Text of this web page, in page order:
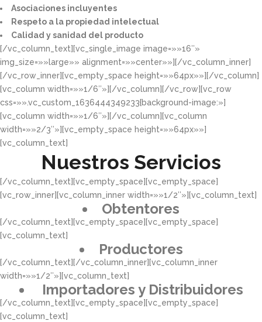
Asociaciones incluyentes​
Respeto a la propiedad intelectual​​
Calidad y sanidad del producto​
[/vc_column_text][vc_single_image image=»»16″»
img_size=»»large»» alignment=»»center»»][/vc_column_inner]
[/vc_row_inner][vc_empty_space height=»»64px»»][/vc_column]
[vc_column width=»»1/6″»][/vc_column][/vc_row][vc_row
css=»».vc_custom_1636444349233{background-image:»]
[vc_column width=»»1/6″»][/vc_column][vc_column
width=»»2/3″»][vc_empty_space height=»»64px»»]
[vc_column_text]
Nuestros Servicios
[/vc_column_text][vc_empty_space][vc_empty_space]
[vc_row_inner][vc_column_inner width=»»1/2″»][vc_column_text]
Obtentores
[/vc_column_text][vc_empty_space][vc_empty_space]
[vc_column_text]
Productores
[/vc_column_text][/vc_column_inner][vc_column_inner
width=»»1/2″»][vc_column_text]
Importadores y Distribuidores
[/vc_column_text][vc_empty_space][vc_empty_space]
[vc_column_text]